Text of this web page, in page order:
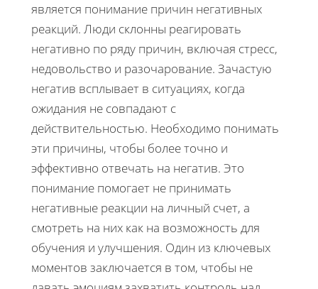
является понимание причин негативных
реакций. Люди склонны реагировать
негативно по ряду причин, включая стресс,
недовольство и разочарование. Зачастую
негатив всплывает в ситуациях, когда
ожидания не совпадают с
действительностью. Необходимо понимать
эти причины, чтобы более точно и
эффективно отвечать на негатив. Это
понимание помогает не принимать
негативные реакции на личный счет, а
смотреть на них как на возможность для
обучения и улучшения. Один из ключевых
моментов заключается в том, чтобы не